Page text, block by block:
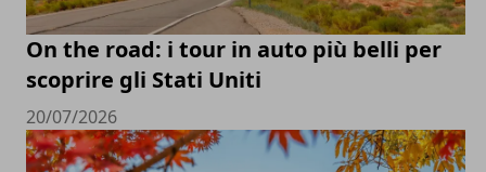
On the road: i tour in auto più belli per
scoprire gli Stati Uniti
20/07/2026